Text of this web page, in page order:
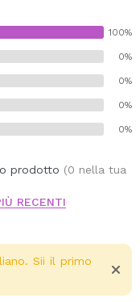
intenso.
di lampone.
intramontabile
100%
0%
0%
0%
0%
prodotto (0 nella tua
RECENTI
Sii il primo